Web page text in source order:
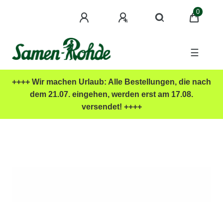
0
☰
++++ Wir machen Urlaub: Alle Bestellungen, die nach
dem 21.07. eingehen, werden erst am 17.08.
versendet! ++++